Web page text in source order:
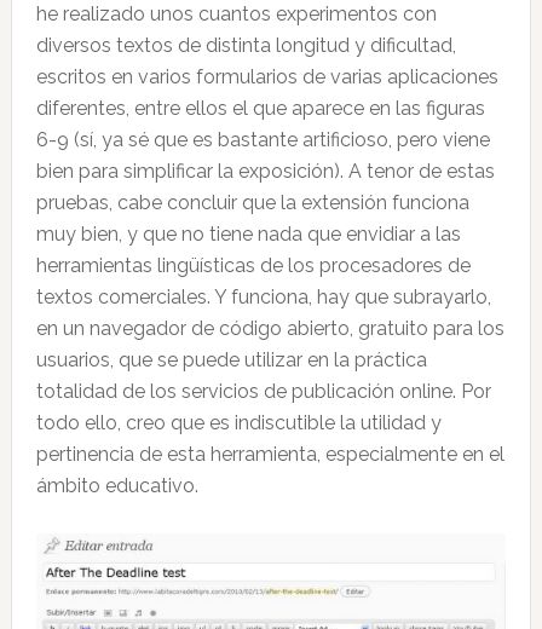
he realizado unos cuantos experimentos con
diversos textos de distinta longitud y dificultad,
escritos en varios formularios de varias aplicaciones
diferentes, entre ellos el que aparece en las figuras
6-9 (sí, ya sé que es bastante artificioso, pero viene
bien para simplificar la exposición). A tenor de estas
pruebas, cabe concluir que la extensión funciona
muy bien, y que no tiene nada que envidiar a las
herramientas lingüísticas de los procesadores de
textos comerciales. Y funciona, hay que subrayarlo,
en un navegador de código abierto, gratuito para los
usuarios, que se puede utilizar en la práctica
totalidad de los servicios de publicación online. Por
todo ello, creo que es indiscutible la utilidad y
pertinencia de esta herramienta, especialmente en el
ámbito educativo.